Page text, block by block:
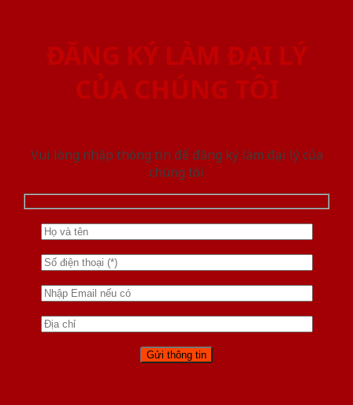
ĐĂNG KÝ LÀM ĐẠI LÝ
CỦA CHÚNG TÔI
Vui lòng nhập thông tin để đăng ký làm đại lý của
chúng tôi